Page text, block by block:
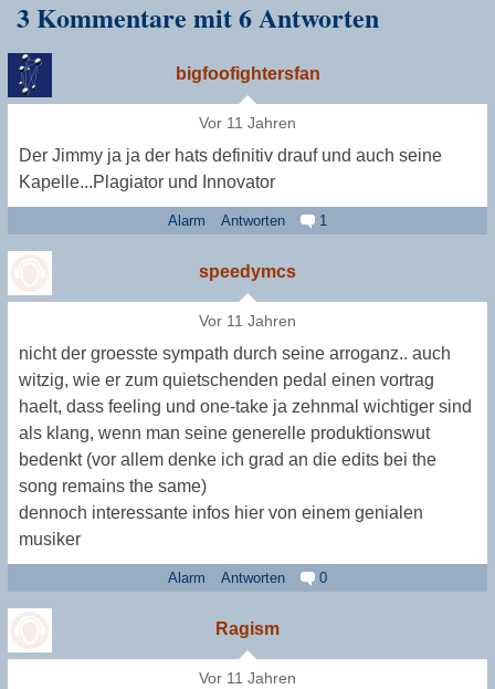
3 Kommentare mit 6 Antworten
bigfoofightersfan
Vor 11 Jahren
Der Jimmy ja ja der hats definitiv drauf und auch seine
Kapelle...Plagiator und Innovator
Alarm Antworten 1
speedymcs
Vor 11 Jahren
nicht der groesste sympath durch seine arroganz.. auch
witzig, wie er zum quietschenden pedal einen vortrag
haelt, dass feeling und one-take ja zehnmal wichtiger sind
als klang, wenn man seine generelle produktionswut
bedenkt (vor allem denke ich grad an die edits bei the
song remains the same)
dennoch interessante infos hier von einem genialen
musiker
Alarm Antworten 0
Ragism
Vor 11 Jahren